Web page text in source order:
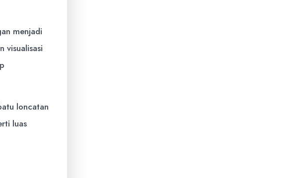
menjadi
visualisasi
loncatan
luas